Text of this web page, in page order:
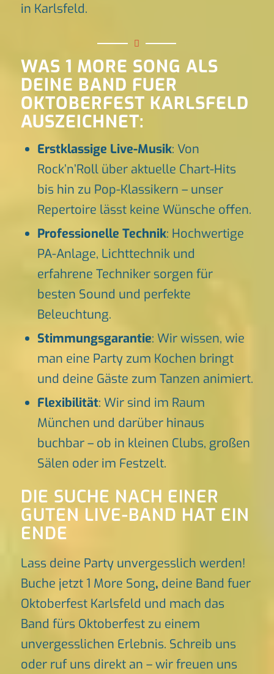
in Karlsfeld.
WAS 1 MORE SONG ALS
DEINE BAND FUER
OKTOBERFEST KARLSFELD
AUSZEICHNET:
Erstklassige Live-Musik: Von
Rock’n’Roll über aktuelle Chart-Hits
bis hin zu Pop-Klassikern – unser
Repertoire lässt keine Wünsche offen.
Professionelle Technik: Hochwertige
PA-Anlage, Lichttechnik und
erfahrene Techniker sorgen für
besten Sound und perfekte
Beleuchtung.
Stimmungsgarantie: Wir wissen, wie
man eine Party zum Kochen bringt
und deine Gäste zum Tanzen animiert.
Flexibilität: Wir sind im Raum
München und darüber hinaus
buchbar – ob in kleinen Clubs, großen
Sälen oder im Festzelt.
DIE SUCHE NACH EINER
GUTEN LIVE-BAND HAT EIN
ENDE
Lass deine Party unvergesslich werden!
Buche jetzt 1 More Song, deine Band fuer
Oktoberfest Karlsfeld und mach das
Band fürs Oktoberfest zu einem
unvergesslichen Erlebnis. Schreib uns
oder ruf uns direkt an – wir freuen uns